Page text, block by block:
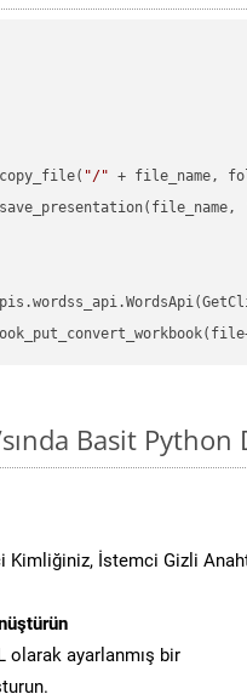
"/" + file_name,
Basit
Kimliğiniz, İstemci Gizli
olarak ayarlanmış bir